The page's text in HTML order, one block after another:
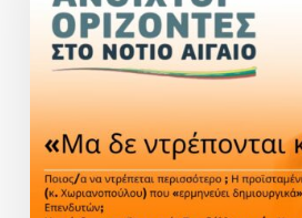
καθόλου;